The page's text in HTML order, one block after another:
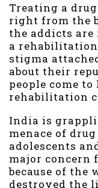
Treating a
right from the
the addicts
a rehabilitation
stigma
about their
people come
rehabilitation
India is
menace of
adolescents
major concern
because of
destroyed the